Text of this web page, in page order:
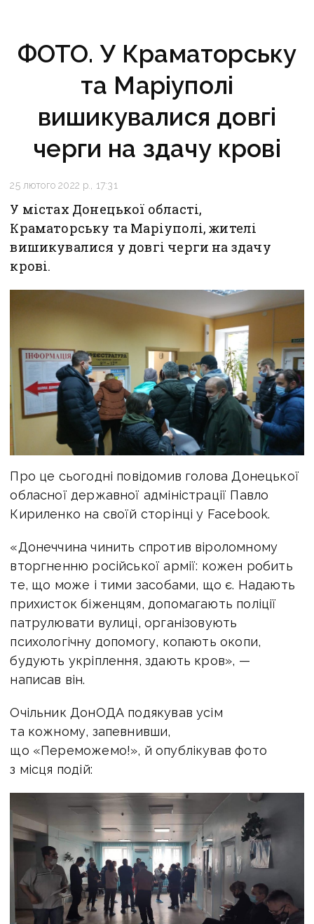
ФОТО. У Краматорську
та Маріуполі
вишикувалися довгі
черги на здачу крові
25 лютого 2022 р., 17:31
У містах Донецької області,
Краматорську та Маріуполі, жителі
вишикувалися у довгі черги на здачу
крові.
Про це сьогодні повідомив голова Донецької
обласної державної адміністрації Павло
Кириленко на своїй сторінці у Facebook.
«Донеччина чинить спротив віроломному
вторгненню російської армії: кожен робить
те, що може і тими засобами, що є. Надають
прихисток біженцям, допомагають поліції
патрулювати вулиці, організовують
психологічну допомогу, копають окопи,
будують укріплення, здають кров», —
написав він.
Очільник ДонОДА подякував усім
та кожному, запевнивши,
що «Переможемо!», й опублікував фото
з місця подій: